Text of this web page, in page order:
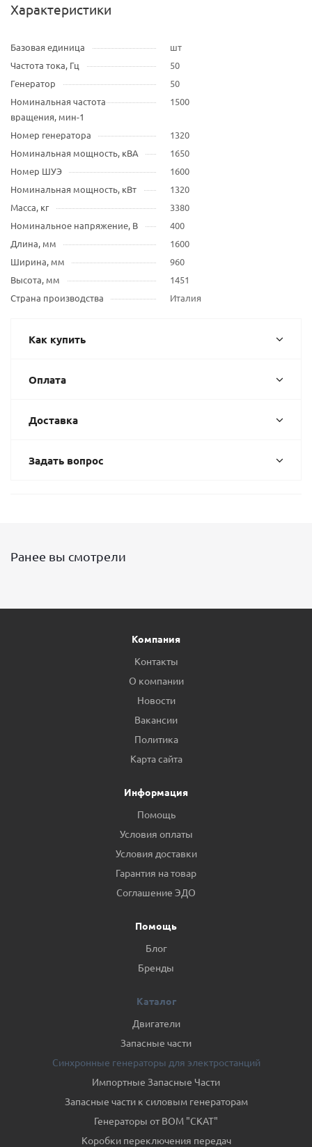
Характеристики
Базовая единица
шт
Частота тока, Гц
50
Генератор
50
Номинальная частота
вращения, мин-1
1500
Номер генератора
1320
Номинальная мощность, кВА
1650
Номер ШУЭ
1600
Номинальная мощность, кВт
1320
Масса, кг
3380
Номинальное напряжение, В
400
Длина, мм
1600
Ширина, мм
960
Высота, мм
1451
Страна производства
Италия
Как купить
Оплата
Доставка
Задать вопрос
Ранее вы смотрели
Компания
Контакты
О компании
Новости
Вакансии
Политика
Карта сайта
Информация
Помощь
Условия оплаты
Условия доставки
Гарантия на товар
Соглашение ЭДО
Помощь
Блог
Бренды
Каталог
Двигатели
Запасные части
Синхронные генераторы для электростанций
Импортные Запасные Части
Запасные части к силовым генераторам
Генераторы от ВОМ "СКАТ"
Коробки переключения передач